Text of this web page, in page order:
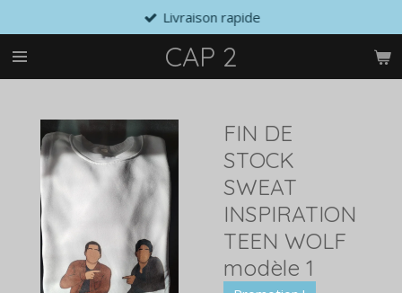
au
contenu
principal
CAP 2
Livraison rapide
FIN DE
STOCK
SWEAT
INSPIRATION
TEEN WOLF
modèle 1